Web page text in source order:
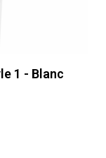
1 - Blanc